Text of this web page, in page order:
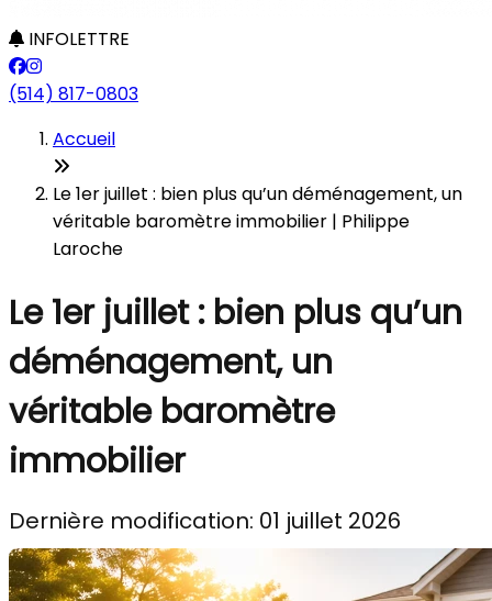
INFOLETTRE
(514) 817-0803
Accueil
Le 1er juillet : bien plus qu’un déménagement, un
véritable baromètre immobilier | Philippe
Laroche
Le 1er juillet : bien plus qu’un
déménagement, un
véritable baromètre
immobilier
Dernière modification: 01 juillet 2026